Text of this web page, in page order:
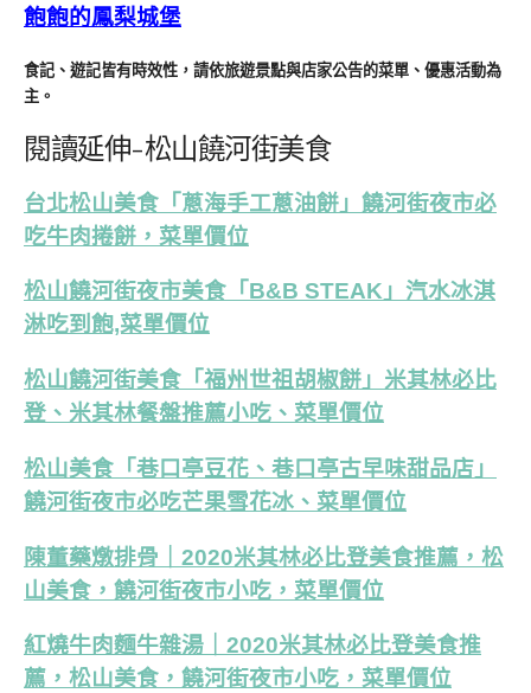
飽飽的鳳梨城堡
食記、遊記皆有時效性，請依旅遊景點與店家公告的菜單、優惠活動為
主。
閱讀延伸-松山饒河街美食
台北松山美食「蔥海手工蔥油餅」饒河街夜市必
吃牛肉捲餅，菜單價位
松山饒河街夜市美食「B&B STEAK」汽水冰淇
淋吃到飽,菜單價位
松山饒河街美食「福州世祖胡椒餅」米其林必比
登、米其林餐盤推薦小吃、菜單價位
松山美食「巷口亭豆花、巷口亭古早味甜品店」
饒河街夜市必吃芒果雪花冰、菜單價位
陳董藥燉排骨｜2020米其林必比登美食推薦，松
山美食，饒河街夜市小吃，菜單價位
紅燒牛肉麵牛雜湯｜2020米其林必比登美食推
薦，松山美食，饒河街夜市小吃，菜單價位